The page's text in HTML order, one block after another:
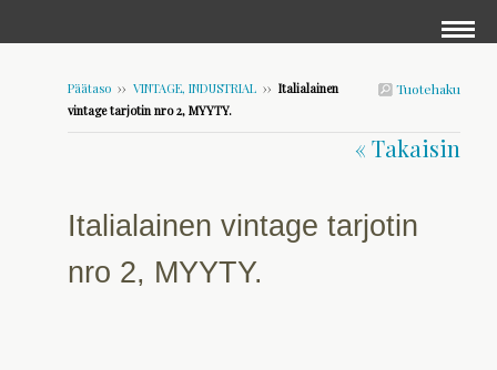
Tuotehaku
Päätaso ›› VINTAGE, INDUSTRIAL ›› Italialainen
vintage tarjotin nro 2, MYYTY.
« Takaisin
Italialainen vintage tarjotin
nro 2, MYYTY.